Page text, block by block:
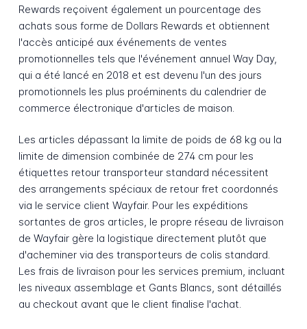
Rewards reçoivent également un pourcentage des
achats sous forme de Dollars Rewards et obtiennent
l'accès anticipé aux événements de ventes
promotionnelles tels que l'événement annuel Way Day,
qui a été lancé en 2018 et est devenu l'un des jours
promotionnels les plus proéminents du calendrier de
commerce électronique d'articles de maison.
Les articles dépassant la limite de poids de 68 kg ou la
limite de dimension combinée de 274 cm pour les
étiquettes retour transporteur standard nécessitent
des arrangements spéciaux de retour fret coordonnés
via le service client Wayfair. Pour les expéditions
sortantes de gros articles, le propre réseau de livraison
de Wayfair gère la logistique directement plutôt que
d'acheminer via des transporteurs de colis standard.
Les frais de livraison pour les services premium, incluant
les niveaux assemblage et Gants Blancs, sont détaillés
au checkout avant que le client finalise l'achat.